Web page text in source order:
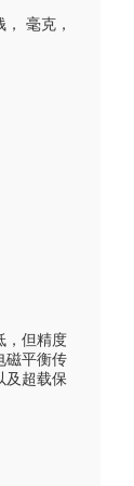
毫克，
，但精度
磁平衡传
及超载保